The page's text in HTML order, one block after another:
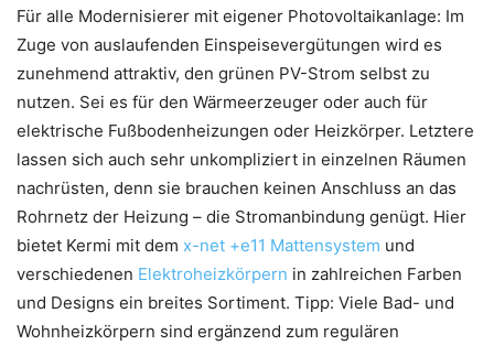
Für alle Modernisierer mit eigener Photovoltaikanlage: Im
Zuge von auslaufenden Einspeisevergütungen wird es
zunehmend attraktiv, den grünen PV-Strom selbst zu
nutzen. Sei es für den Wärmeerzeuger oder auch für
elektrische Fußbodenheizungen oder Heizkörper. Letztere
lassen sich auch sehr unkompliziert in einzelnen Räumen
nachrüsten, denn sie brauchen keinen Anschluss an das
Rohrnetz der Heizung – die Stromanbindung genügt. Hier
bietet Kermi mit dem x-net +e11 Mattensystem und
verschiedenen Elektroheizkörpern in zahlreichen Farben
und Designs ein breites Sortiment. Tipp: Viele Bad- und
Wohnheizkörpern sind ergänzend zum regulären